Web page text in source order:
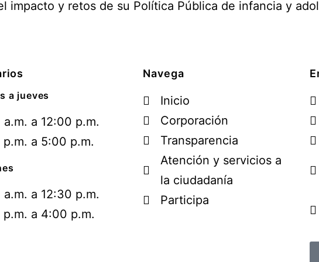
impacto y retos de su Política Pública de infancia y
a jueves
a.m. a 12:00 p.m.
p.m. a 5:00 p.m.
a.m. a 12:30 p.m.
p.m. a 4:00 p.m.
Navega
Inicio
Corporación
Transparencia
Atención y servicios a
la ciudadanía
Participa